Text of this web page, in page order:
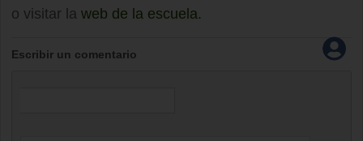
o visitar la web de la escuela.
Escribir un comentario